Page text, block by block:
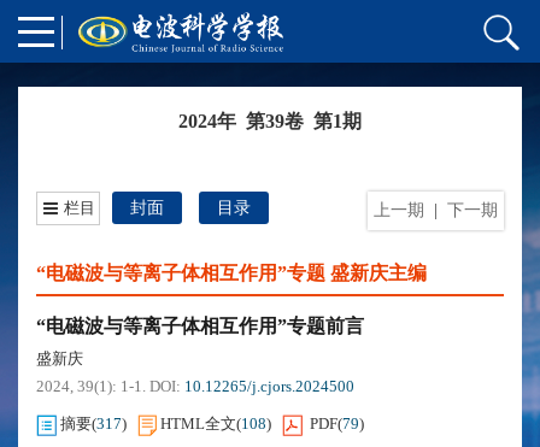
2024年 第39卷 第1期
上一期 下一期
栏目 封面 目录
“电磁波与等离子体相互作用”专题 盛新庆主编
“电磁波与等离子体相互作用”专题前言
盛新庆
2024, 39(1): 1-1. DOI: 10.12265/j.cjors.2024500
摘要(317) HTML全文(108) PDF(79)